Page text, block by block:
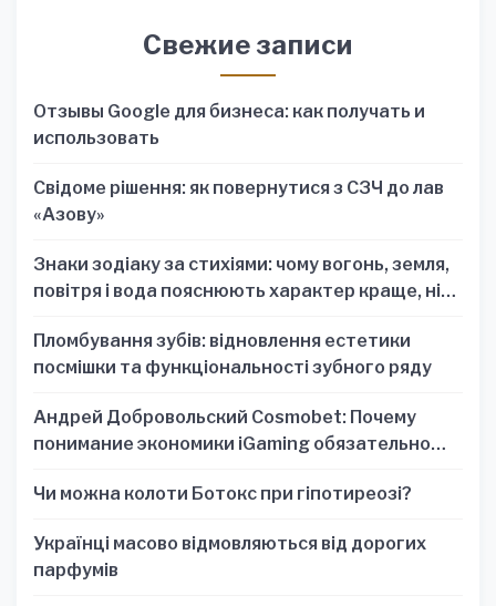
Свежие записи
Отзывы Google для бизнеса: как получать и
использовать
Свідоме рішення: як повернутися з СЗЧ до лав
«Азову»
Знаки зодіаку за стихіями: чому вогонь, земля,
повітря і вода пояснюють характер краще, ніж
Пломбування зубів: відновлення естетики
посмішки та функціональності зубного ряду
Андрей Добровольский Cosmobet: Почему
понимание экономики iGaming обязательно
Чи можна колоти Ботокс при гіпотиреозі?
Українці масово відмовляються від дорогих
парфумів